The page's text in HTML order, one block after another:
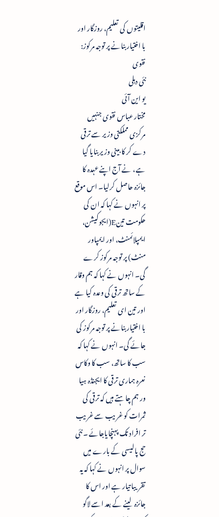
اقلیتوں کی تعلیم، روزگار اور
با اختیار بنانے پر توجہ مرکوز:
نقوی
نئی دہلی
یو این آئی
مختار عباس نقوی جنہیں
مرکزی مملکتی وزیر سے ترقی
دے کر کابینی وزیر بنایا گیا
ہے ، نے آج اپنے عہدہ کا
جائزہ حاصل کرلیا۔ اس موقع
پر انہوں نے کہا کہ ان کی
حکومت تینE(ایجوکیشن،
ایمپلائمنٹ، اور ایمپاور
منٹ) پر توجہ مرکوز کرے
گی۔ انہوں نے کہا کہ ہم وقار
کے ساتھ ترقی کی وعدہ کیا ہے
اور تین ای تعلیم، روزگار اور
با اختیار بنانے پر توجہ مرکوز کی
جائے گی۔ انہوں نے کہا کہ
سب کا ساتھ، سب کا وکاس
نعرہ ہماری ترقی کا ایجنڈہ ہیا
ور ہم چاہتے ہیں کہ ترقی کی
ثمرات کو غریب سے غریب
تر افراد تک پہنچایاجائے ۔ نئی
حج پالیسی کے بارے میں
سوال پر انہوں نے کہا کہ یہ
تقریبا تیار ہے اور اس کا
جائزہ لینے کے بعد اسے لاگو